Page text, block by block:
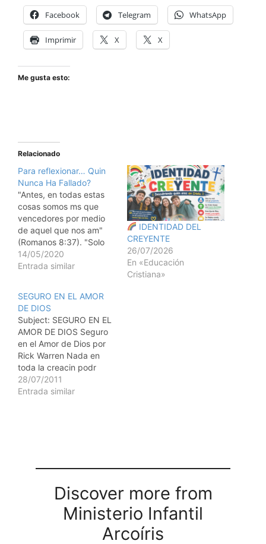
Facebook Telegram WhatsApp
Imprimir X X
Me gusta esto:
Relacionado
Para reflexionar… Quin
Nunca Ha Fallado?
"Antes, en todas estas
cosas somos ms que
vencedores por medio
de aquel que nos am"
(Romanos 8:37). "Solo
hay una forma de que
alguien nunca falle:
alguien sea bueno es
intentar ser bueno. El
primer paso para lograr
la victoria es…
14/05/2020
Entrada similar
IDENTIDAD DEL
CREYENTE
26/07/2026
En «Educación
Cristiana»
SEGURO EN EL AMOR
DE DIOS
Subject: SEGURO EN EL
AMOR DE DIOS Seguro
en el Amor de Dios por
Rick Warren Nada en
toda la creacin podr
jams separarnos del
amor de Dios Romanos
28/07/2011
Entrada similar
Discover more from
Ministerio Infantil
Arcoíris